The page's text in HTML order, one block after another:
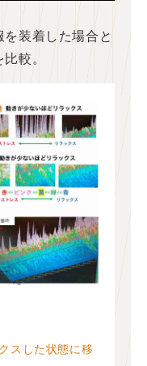
装着した場合と
較。
スした状態に移